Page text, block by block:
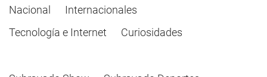
Nacional
Internacionales
Tecnología e Internet
Curiosidades